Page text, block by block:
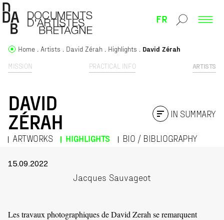
FR
MISSION PRACTICAL INFO ARTISTS
Home Artists David Zérah Highlights David Zérah
DAVID
ZÉRAH
ARTWORKS HIGHLIGHTS BIO / BIBLIOGRAPHY
IN SUMMARY
15.09.2022
Jacques Sauvageot
Les travaux photographiques de David Zerah se remarquent